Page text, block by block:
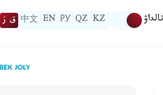
تالداۋ KZ
QZ
РУ
EN
中文 ق ز